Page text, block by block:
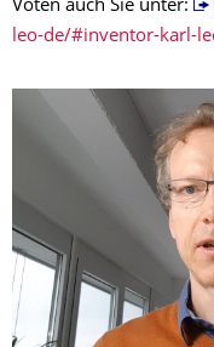
Voten auch Sie unter:
leo-de/#inventor-karl-